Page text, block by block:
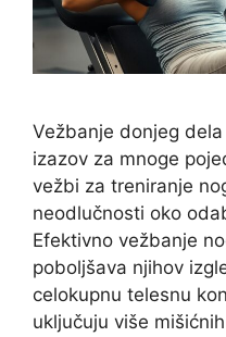
Vežbanje donjeg
izazov za mnoge
vežbi za treniranje
neodlučnosti oko
Efektivno vežbanje
poboljšava njihov
celokupnu telesnu
uključuju više